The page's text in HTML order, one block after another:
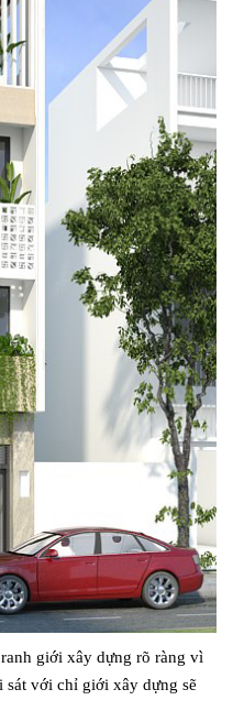
giới xây dựng rõ ràng vì
sát với chỉ giới xây dựng sẽ